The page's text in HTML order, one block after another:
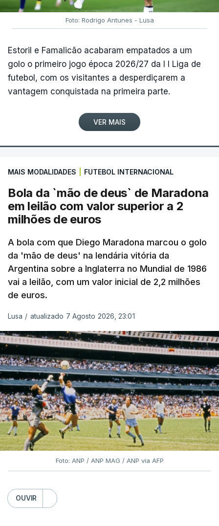
Foto: Rodrigo Antunes - Lusa
Estoril e Famalicão acabaram empatados a um
golo o primeiro jogo época 2026/27 da I I Liga de
futebol, com os visitantes a desperdiçarem a
vantagem conquistada na primeira parte.
VER MAIS
MAIS MODALIDADES FUTEBOL INTERNACIONAL
Bola da `mão de deus` de Maradona
em leilão com valor superior a 2
milhões de euros
A bola com que Diego Maradona marcou o golo
da 'mão de deus' na lendária vitória da
Argentina sobre a Inglaterra no Mundial de 1986
vai a leilão, com um valor inicial de 2,2 milhões
de euros.
Lusa / atualizado 7 Agosto 2026, 23:01
Foto: ANP / ANP MAG / ANP via AFP
OUVIR